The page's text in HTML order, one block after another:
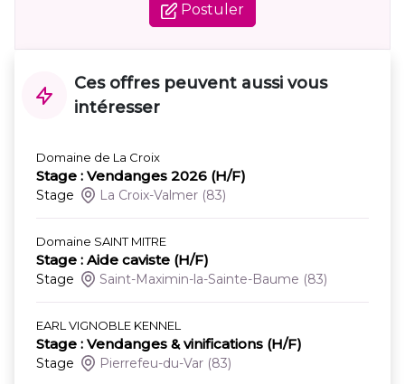
Postuler
Ces offres peuvent aussi vous
intéresser
Domaine de La Croix
Stage : Vendanges 2026 (H/F)
Stage La Croix-Valmer (83)
Domaine SAINT MITRE
Stage : Aide caviste (H/F)
Stage Saint-Maximin-la-Sainte-Baume (83)
EARL VIGNOBLE KENNEL
Stage : Vendanges & vinifications (H/F)
Stage Pierrefeu-du-Var (83)